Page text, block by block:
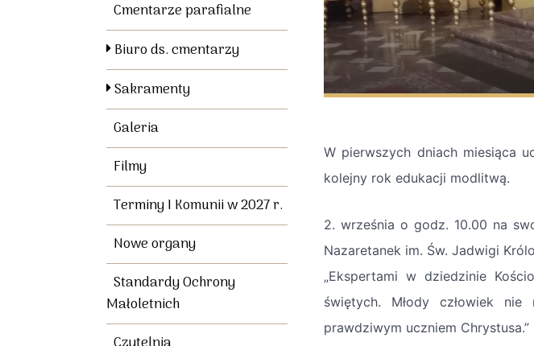
Cmentarze parafialne
Biuro ds. cmentarzy
Sakramenty
Galeria
Filmy
Terminy I Komunii w 2027 r.
Nowe organy
Standardy Ochrony
Małoletnich
W pierwszych dniach miesiąca
kolejny rok edukacji modlitwą.
2. września o godz. 10.00 na
Nazaretanek im. Św. Jadwigi
„Ekspertami w dziedzinie
świętych. Młody człowiek
prawdziwym uczniem Chrystusa.”